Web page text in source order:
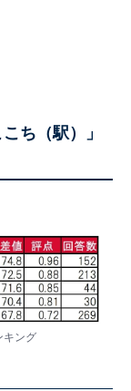
ち（駅）」
キング